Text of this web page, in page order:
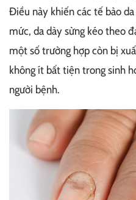
Điều này khiến các tế bào
mức, da dày sừng kéo theo
một số trường hợp còn bị
không ít bất tiện trong sinh
người bệnh.